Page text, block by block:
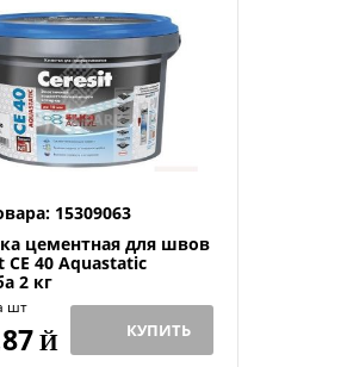
15309063
цементная для швов
CE 40 Aquastatic
2 кг
шт
Й КУПИТЬ